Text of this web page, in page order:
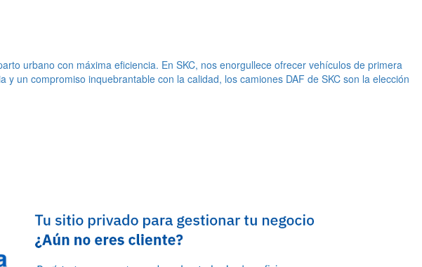
urbano con máxima eficiencia. En SKC, nos enorgullece ofrecer vehículos de primera
un compromiso inquebrantable con la calidad, los camiones DAF de SKC son la elección